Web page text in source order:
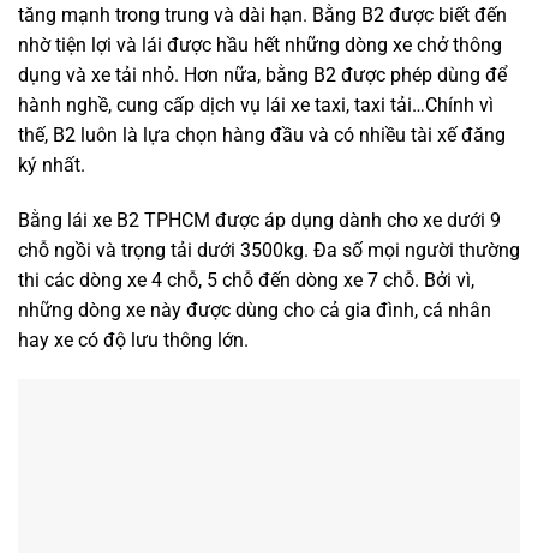
tăng mạnh trong trung và dài hạn. Bằng B2 được biết đến
nhờ tiện lợi và lái được hầu hết những dòng xe chở thông
dụng và xe tải nhỏ. Hơn nữa, bằng B2 được phép dùng để
hành nghề, cung cấp dịch vụ lái xe taxi, taxi tải…Chính vì
thế, B2 luôn là lựa chọn hàng đầu và có nhiều tài xế đăng
ký nhất.
Bằng lái xe B2 TPHCM được áp dụng dành cho xe dưới 9
chỗ ngồi và trọng tải dưới 3500kg. Đa số mọi người thường
thi các dòng xe 4 chỗ, 5 chỗ đến dòng xe 7 chỗ. Bởi vì,
những dòng xe này được dùng cho cả gia đình, cá nhân
hay xe có độ lưu thông lớn.